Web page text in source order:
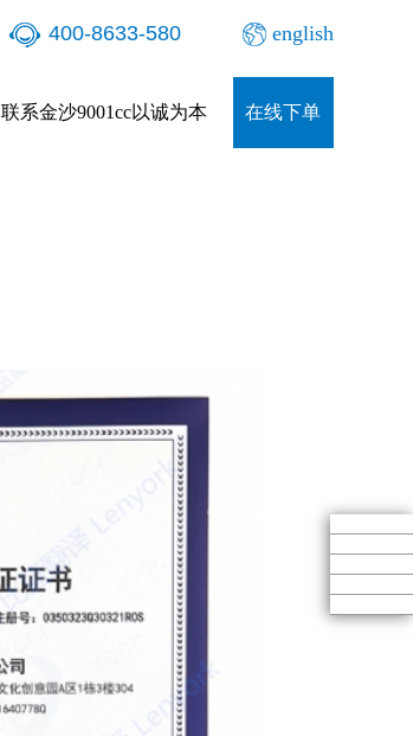
400-8633-580 english
联系金沙9001cc以诚为本 在线下单